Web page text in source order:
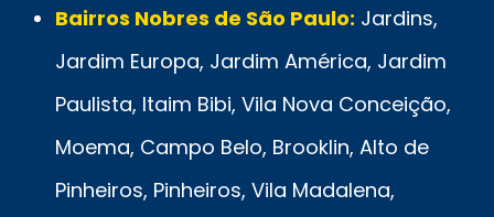
Bairros Nobres de São Paulo: Jardins,
Jardim Europa, Jardim América, Jardim
Paulista, Itaim Bibi, Vila Nova Conceição,
Moema, Campo Belo, Brooklin, Alto de
Pinheiros, Pinheiros, Vila Madalena,